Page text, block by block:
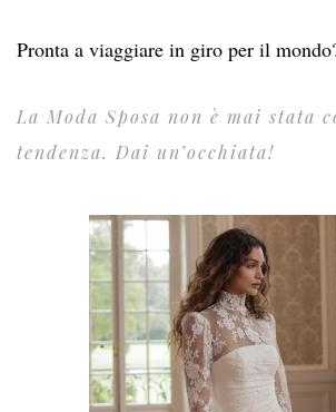
Pronta a viaggiare in giro per il
La Moda Sposa non è mai stata
tendenza. Dai un’occhiata!